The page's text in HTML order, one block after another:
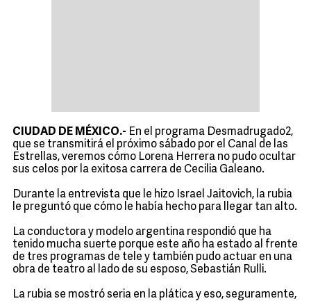
CIUDAD DE MÉXICO.- En el programa Desmadrugado2,
que se transmitirá el próximo sábado por el Canal de las
Estrellas, veremos cómo Lorena Herrera no pudo ocultar
sus celos por la exitosa carrera de Cecilia Galeano.
Durante la entrevista que le hizo Israel Jaitovich, la rubia
le preguntó que cómo le había hecho para llegar tan alto.
La conductora y modelo argentina respondió que ha
tenido mucha suerte porque este año ha estado al frente
de tres programas de tele y también pudo actuar en una
obra de teatro al lado de su esposo, Sebastián Rulli.
La rubia se mostró seria en la plática y eso, seguramente,